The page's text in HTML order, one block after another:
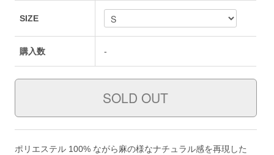
SIZE
購入数 -
ポリエステル 100% ながら麻の様なナチュラル感を再現した